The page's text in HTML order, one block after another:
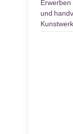
und